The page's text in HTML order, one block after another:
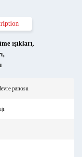
ışıkları,
,
panosu